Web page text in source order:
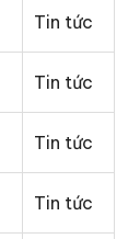
Tin tức
Tin tức
Tin tức
Tin tức